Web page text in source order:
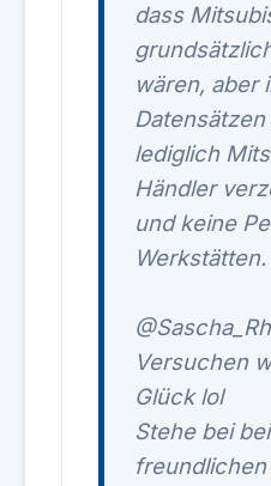
dass
wären, aber
Datensätzen
lediglich
Händler
und keine
Werkstätten.
Versuchen
Glück lol
Stehe bei